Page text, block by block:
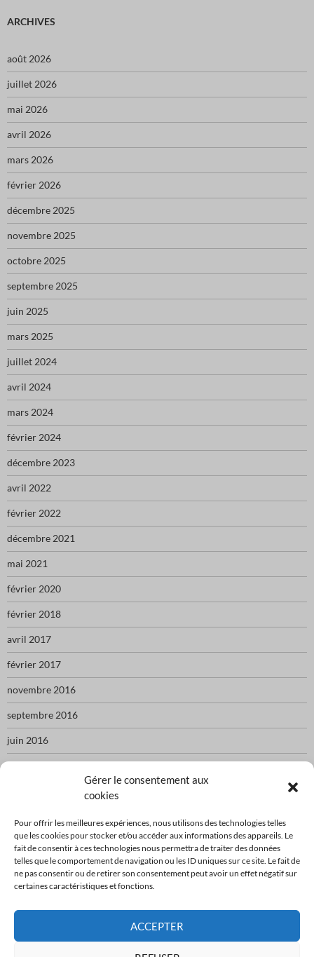
Gérer le consentement aux
cookies
Pour offrir les meilleures expériences, nous utilisons des technologies telles
que les cookies pour stocker et/ou accéder aux informations des appareils. Le
fait de consentir à ces technologies nous permettra de traiter des données
telles que le comportement de navigation ou les ID uniques sur ce site. Le fait de
ne pas consentir ou de retirer son consentement peut avoir un effet négatif sur
certaines caractéristiques et fonctions.
ACCEPTER
ARCHIVES
août 2026
juillet 2026
mai 2026
avril 2026
mars 2026
février 2026
décembre 2025
novembre 2025
octobre 2025
septembre 2025
juin 2025
mars 2025
juillet 2024
avril 2024
mars 2024
février 2024
décembre 2023
avril 2022
février 2022
décembre 2021
mai 2021
février 2020
février 2018
avril 2017
février 2017
novembre 2016
septembre 2016
juin 2016
mai 2016
CATÉGORIES
festival
repas
Uncategorized